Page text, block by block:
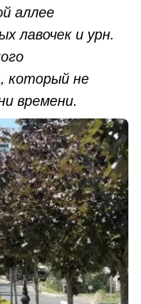
аллее
лавочек и урн.
который не
времени.